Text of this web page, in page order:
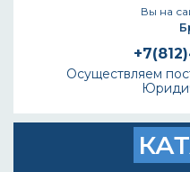
Вы на
Осуществляем